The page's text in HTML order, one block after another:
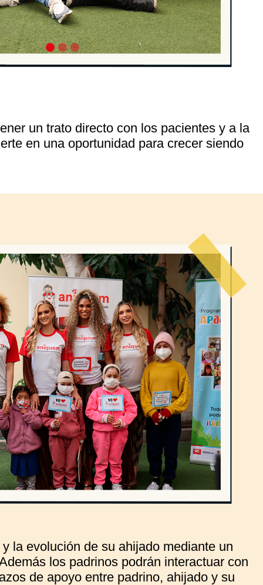
un trato directo con los pacientes y a la
en una oportunidad para crecer siendo
la evolución de su ahijado mediante un
los padrinos podrán interactuar con
de apoyo entre padrino, ahijado y su